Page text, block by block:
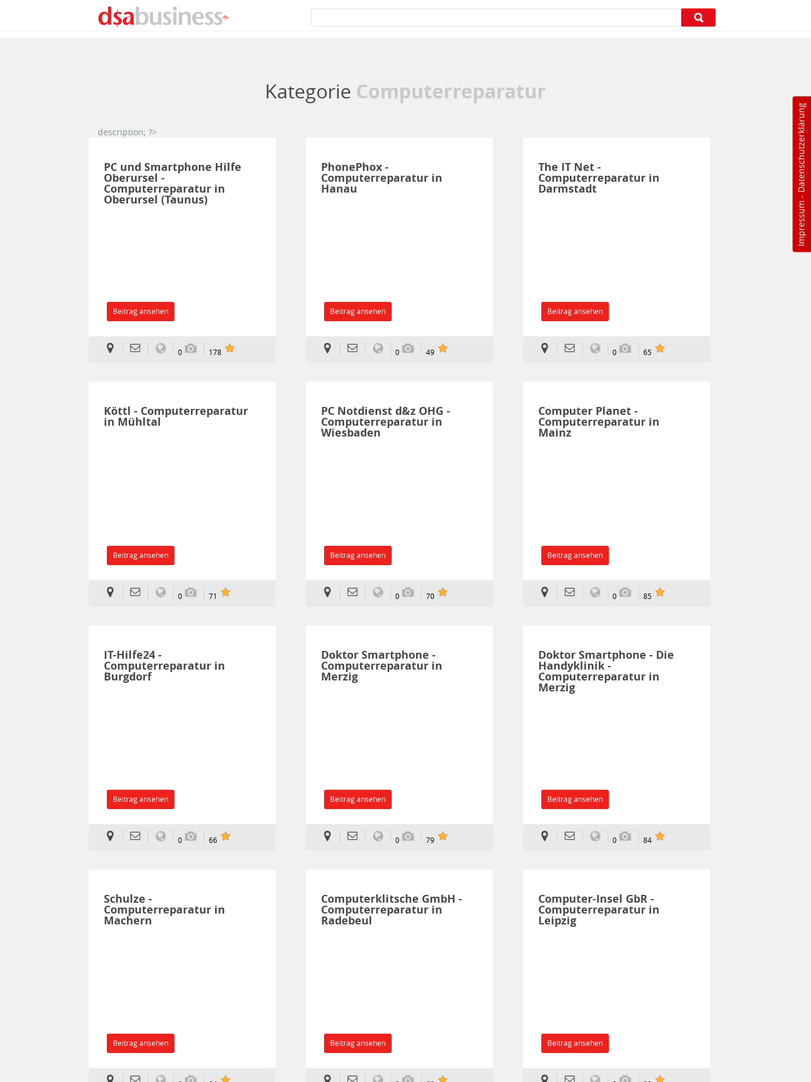
Impressum
-
Datenschutzerklärung
Kategorie Computerreparatur
description; ?>
PC und Smartphone Hilfe
Oberursel -
Computerreparatur in
Oberursel (Taunus)
Beitrag ansehen
0 178
PhonePhox -
Computerreparatur in
Hanau
Beitrag ansehen
0 49
The IT Net -
Computerreparatur in
Darmstadt
Beitrag ansehen
0 65
Köttl - Computerreparatur
in Mühltal
Beitrag ansehen
0 71
PC Notdienst d&z OHG -
Computerreparatur in
Wiesbaden
Beitrag ansehen
0 70
Computer Planet -
Computerreparatur in
Mainz
Beitrag ansehen
0 85
IT-Hilfe24 -
Computerreparatur in
Burgdorf
Beitrag ansehen
0 66
Doktor Smartphone -
Computerreparatur in
Merzig
Beitrag ansehen
0 79
Doktor Smartphone - Die
Handyklinik -
Computerreparatur in
Merzig
Beitrag ansehen
0 84
Schulze -
Computerreparatur in
Machern
Beitrag ansehen
Computerklitsche GmbH -
Computerreparatur in
Radebeul
Beitrag ansehen
Computer-Insel GbR -
Computerreparatur in
Leipzig
Beitrag ansehen